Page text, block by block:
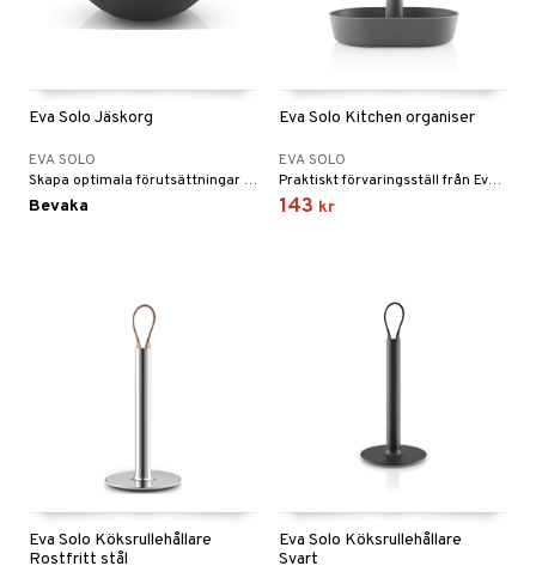
Eva Solo Jäskorg
EVA SOLO
Skapa optimala förutsättningar när degen ska jäsa till ditt bak.
Bevaka
Eva Solo Kitchen organiser
EVA SOLO
Praktiskt förvaringsställ från Eva Solo håller ordning på diskbänken.
143 kr
Eva Solo Köksrullehållare
Rostfritt stål
Eva Solo Köksrullehållare
Svart